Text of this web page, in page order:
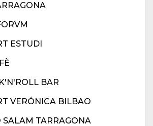
ESTUDI
BAR
VERÓNICA BILBAO
SALAM TARRAGONA